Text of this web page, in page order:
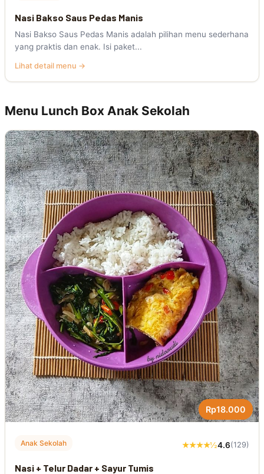
Nasi Bakso Saus Pedas Manis
Nasi Bakso Saus Pedas Manis adalah pilihan menu sederhana
yang praktis dan enak. Isi paket...
Lihat detail menu →
Menu Lunch Box Anak Sekolah
Rp18.000
Anak Sekolah ★★★★½4.6(129)
Nasi + Telur Dadar + Sayur Tumis